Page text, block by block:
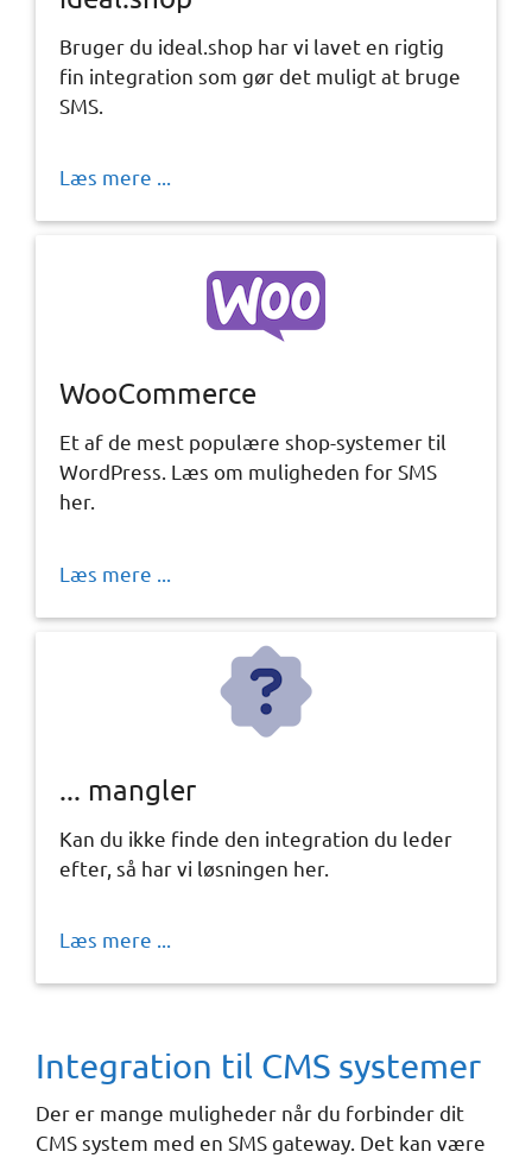
Bruger du ideal.shop har vi lavet en rigtig
fin integration som gør det muligt at bruge
SMS.
Læs mere ...
WooCommerce
Et af de mest populære shop-systemer til
WordPress. Læs om muligheden for SMS
her.
Læs mere ...
... mangler
Kan du ikke finde den integration du leder
efter, så har vi løsningen her.
Læs mere ...
Integration til CMS systemer
Der er mange muligheder når du forbinder dit
CMS system med en SMS gateway. Det kan være